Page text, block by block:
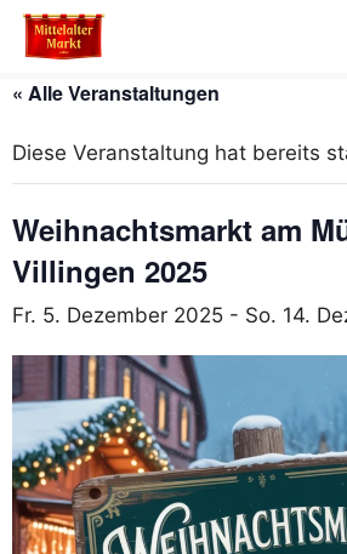
Zum
Inhalt
« Alle Veranstaltungen
Diese Veranstaltung hat bereits
Weihnachtsmarkt am
Villingen 2025
Fr. 5. Dezember 2025 - So. 14.